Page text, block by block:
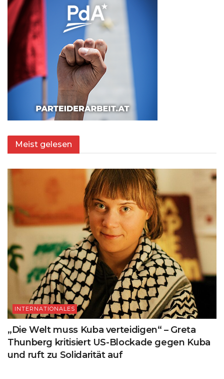
Meist gelesen
INTERNATIONALES
„Die Welt muss Kuba verteidigen“ – Greta
Thunberg kritisiert US-Blockade gegen Kuba
und ruft zu Solidarität auf